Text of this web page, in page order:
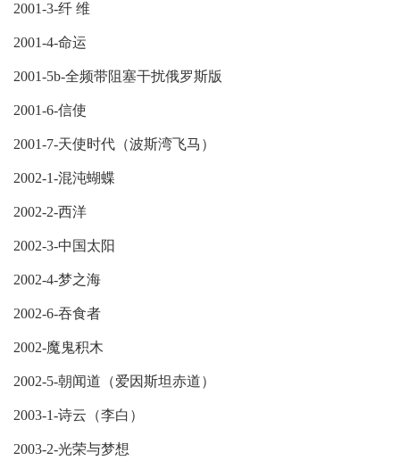
2001-3-纤 维
2001-4-命运
2001-5b-全频带阻塞干扰俄罗斯版
2001-6-信使
2001-7-天使时代（波斯湾飞马）
2002-1-混沌蝴蝶
2002-2-西洋
2002-3-中国太阳
2002-4-梦之海
2002-6-吞食者
2002-魔鬼积木
2002-5-朝闻道（爱因斯坦赤道）
2003-1-诗云（李白）
2003-2-光荣与梦想